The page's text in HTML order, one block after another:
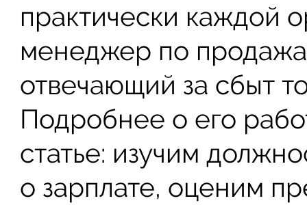
практически каждой
менеджер по
отвечающий за сбыт
Подробнее о его
статье: изучим
о зарплате, оценим